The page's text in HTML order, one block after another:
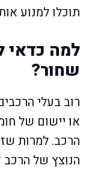
תוכלו למנוע
למה כדאי
שחור?
רוב בעלי
או יישום של
הרכב. למרות
הנוצץ של